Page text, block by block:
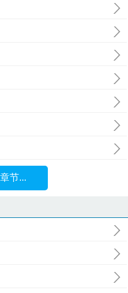
节...